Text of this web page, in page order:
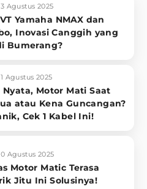
Agustus 2025
Yamaha NMAX dan
Inovasi Canggih yang
Bumerang?
Agustus 2025
Motor Mati Saat
atau Kena Guncangan?
Cek 1 Kabel Ini!
Agustus 2025
Motor Matic Terasa
Jitu Ini Solusinya!